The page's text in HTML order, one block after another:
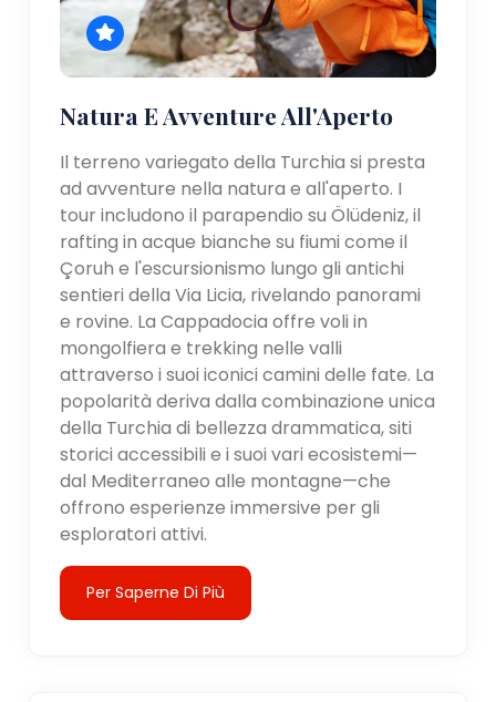
Natura E Avventure All'Aperto
Il terreno variegato della Turchia si presta
ad avventure nella natura e all'aperto. I
tour includono il parapendio su Ölüdeniz, il
rafting in acque bianche su fiumi come il
Çoruh e l'escursionismo lungo gli antichi
sentieri della Via Licia, rivelando panorami
e rovine. La Cappadocia offre voli in
mongolfiera e trekking nelle valli
attraverso i suoi iconici camini delle fate. La
popolarità deriva dalla combinazione unica
della Turchia di bellezza drammatica, siti
storici accessibili e i suoi vari ecosistemi—
dal Mediterraneo alle montagne—che
offrono esperienze immersive per gli
esploratori attivi.
Per Saperne Di Più